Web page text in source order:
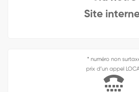
Site
* numéro non
prix d’un appel